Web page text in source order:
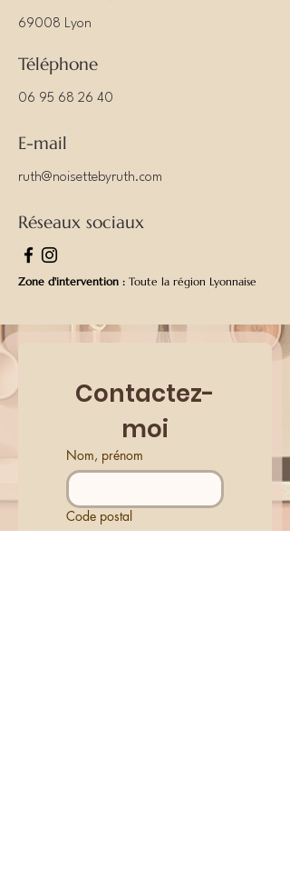
69008 Lyon
Téléphone
06 95 68 26 40
E-mail
ruth@noisettebyruth.com
Réseaux sociaux
Zone d'intervention : Toute la région Lyonnaise
Contactez-
moi
Nom, prénom
Code postal